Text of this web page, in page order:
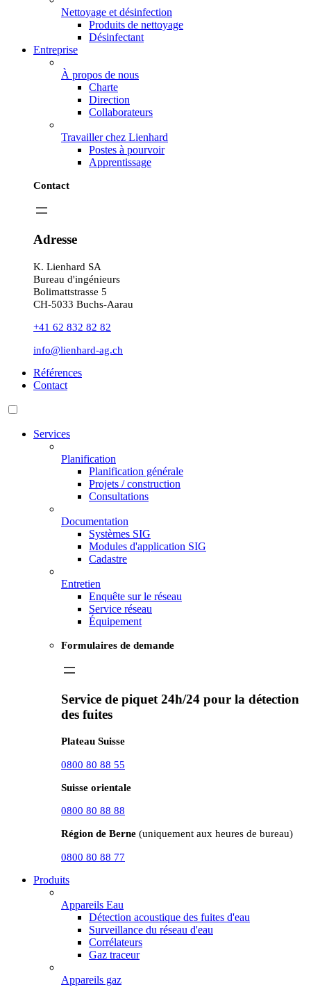
Nettoyage et désinfection
Produits de nettoyage
Désinfectant
Entreprise
À propos de nous
Charte
Direction
Collaborateurs
Travailler chez Lienhard
Postes à pourvoir
Apprentissage
Contact
Adresse
K. Lienhard SA
Bureau d'ingénieurs
Bolimattstrasse 5
CH-5033 Buchs-Aarau
+41 62 832 82 82
info@lienhard-ag.ch
Références
Contact
Services
Planification
Planification générale
Projets / construction
Consultations
Documentation
Systèmes SIG
Modules d'application SIG
Cadastre
Entretien
Enquête sur le réseau
Service réseau
Équipement
Formulaires de demande
Service de piquet 24h/24 pour la détection
des fuites
Plateau Suisse
0800 80 88 55
Suisse orientale
0800 80 88 88
Région de Berne (uniquement aux heures de bureau)
0800 80 88 77
Produits
Appareils Eau
Détection acoustique des fuites d'eau
Surveillance du réseau d'eau
Corrélateurs
Gaz traceur
Appareils gaz